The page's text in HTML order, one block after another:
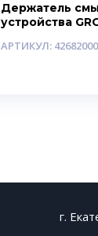
Держатель
устройства
АРТИКУЛ: 42682000
г.